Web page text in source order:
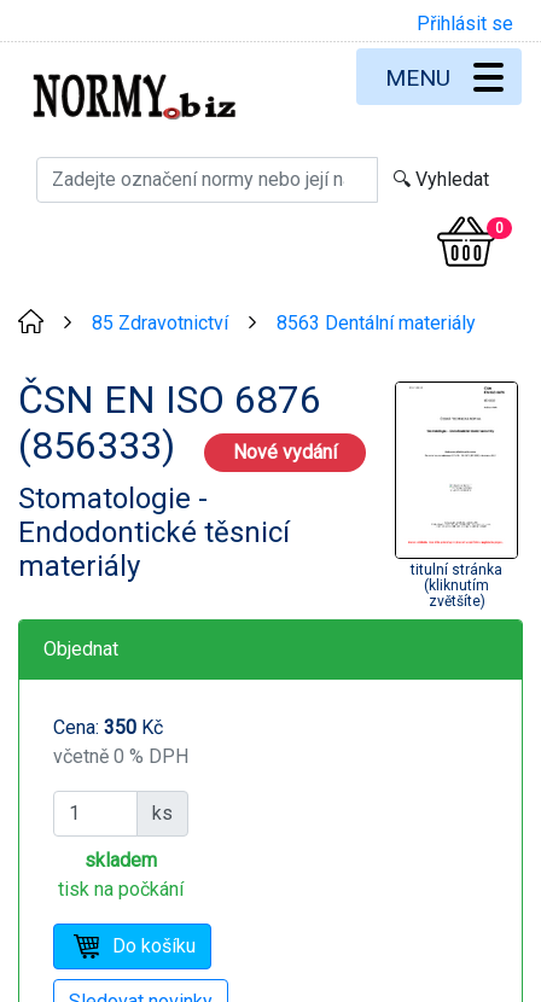
Přihlásit se
0
MENU
85 Zdravotnictví 8563 Dentální materiály
ČSN EN ISO 6876
(856333)
Nové vydání
Stomatologie -
Endodontické těsnicí
materiály
titulní stránka
(kliknutím
zvětšíte)
Objednat
Cena: 350 Kč
včetně 0 % DPH
ks
skladem
tisk na počkání